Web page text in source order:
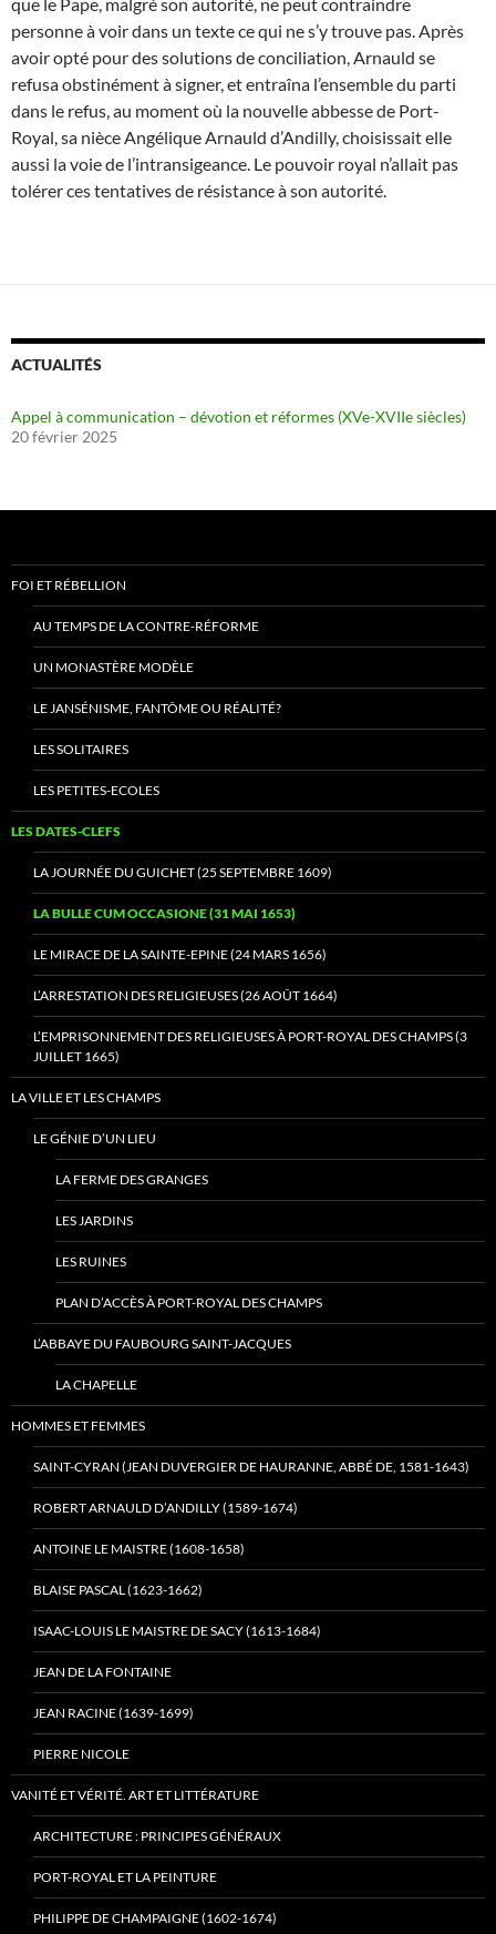
personne à voir dans un texte ce qui ne s’y trouve pas. Après
avoir opté pour des solutions de conciliation, Arnauld se
refusa obstinément à signer, et entraîna l’ensemble du parti
dans le refus, au moment où la nouvelle abbesse de Port-
Royal, sa nièce Angélique Arnauld d’Andilly, choisissait elle
aussi la voie de l’intransigeance. Le pouvoir royal n’allait pas
tolérer ces tentatives de résistance à son autorité.
ACTUALITÉS
Appel à communication – dévotion et réformes (XVe-XVIIe siècles)
20 février 2025
FOI ET RÉBELLION
AU TEMPS DE LA CONTRE-RÉFORME
UN MONASTÈRE MODÈLE
LE JANSÉNISME, FANTÔME OU RÉALITÉ?
LES SOLITAIRES
LES PETITES-ECOLES
LES DATES-CLEFS
LA JOURNÉE DU GUICHET (25 SEPTEMBRE 1609)
LA BULLE CUM OCCASIONE (31 MAI 1653)
LE MIRACE DE LA SAINTE-EPINE (24 MARS 1656)
L’ARRESTATION DES RELIGIEUSES (26 AOÛT 1664)
L’EMPRISONNEMENT DES RELIGIEUSES À PORT-ROYAL DES CHAMPS (3
JUILLET 1665)
LA VILLE ET LES CHAMPS
LE GÉNIE D’UN LIEU
LA FERME DES GRANGES
LES JARDINS
LES RUINES
PLAN D’ACCÈS À PORT-ROYAL DES CHAMPS
L’ABBAYE DU FAUBOURG SAINT-JACQUES
LA CHAPELLE
HOMMES ET FEMMES
SAINT-CYRAN (JEAN DUVERGIER DE HAURANNE, ABBÉ DE, 1581-1643)
ROBERT ARNAULD D’ANDILLY (1589-1674)
ANTOINE LE MAISTRE (1608-1658)
BLAISE PASCAL (1623-1662)
ISAAC-LOUIS LE MAISTRE DE SACY (1613-1684)
JEAN DE LA FONTAINE
JEAN RACINE (1639-1699)
PIERRE NICOLE
VANITÉ ET VÉRITÉ. ART ET LITTÉRATURE
ARCHITECTURE : PRINCIPES GÉNÉRAUX
PORT-ROYAL ET LA PEINTURE
PHILIPPE DE CHAMPAIGNE (1602-1674)